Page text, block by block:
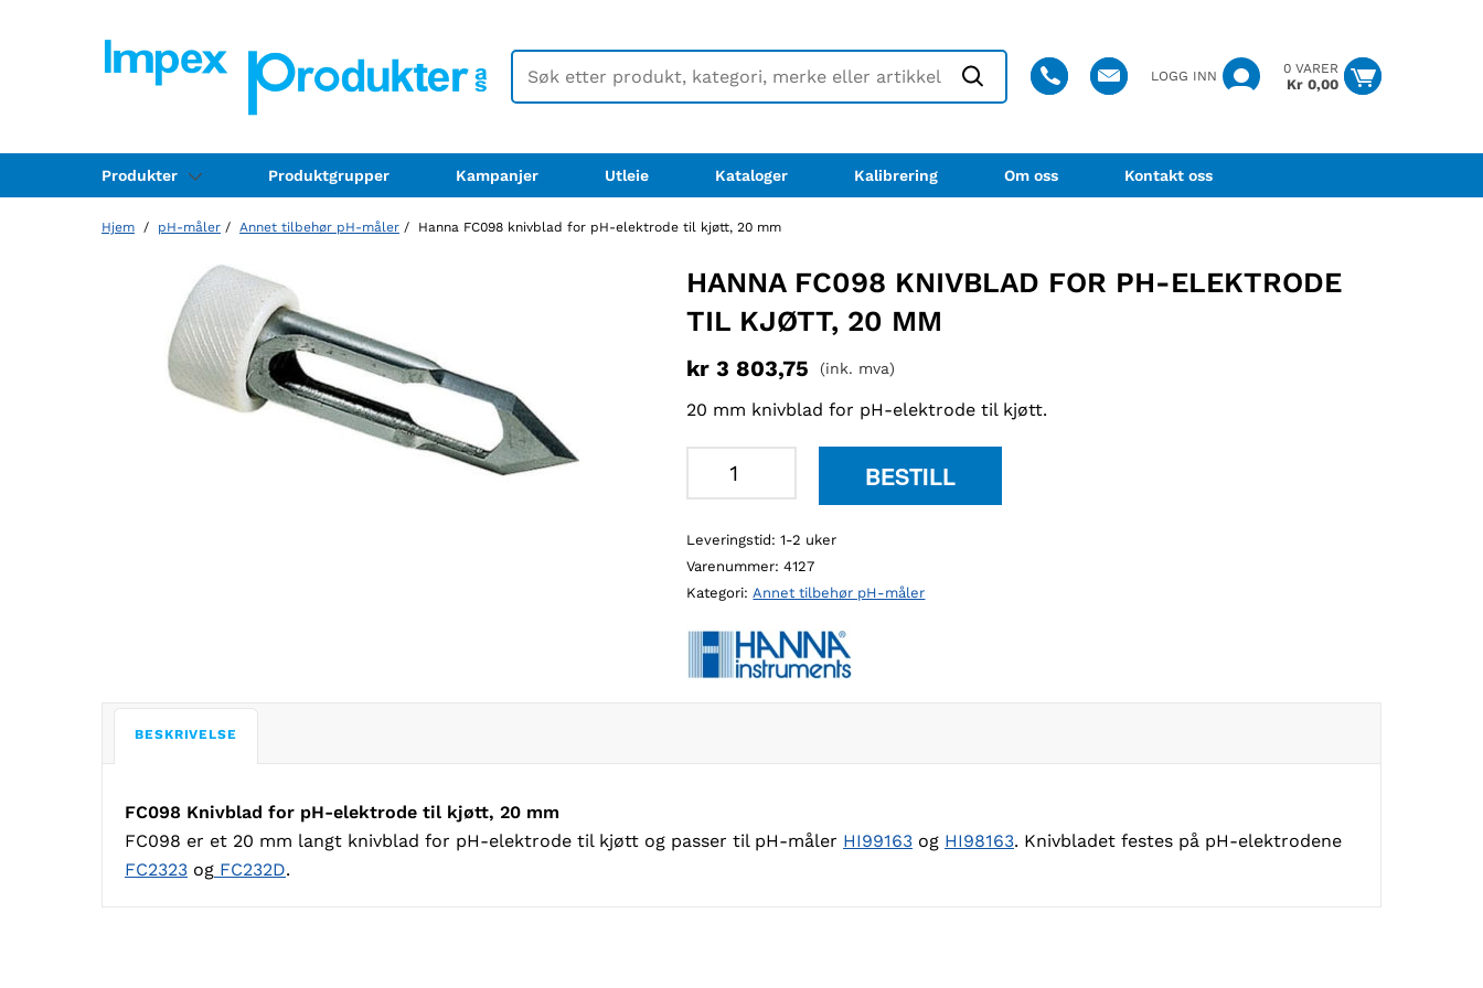
LOGG INN
0 VARER
Kr0,00
Produkter Produktgrupper Kampanjer Utleie Kataloger Kalibrering Om oss Kontakt oss
Hjem / pH-måler / Annet tilbehør pH-måler / Hanna FC098 knivblad for pH-elektrode til kjøtt, 20 mm
HANNA FC098 KNIVBLAD FOR PH-ELEKTRODE
TIL KJØTT, 20 MM
kr 3 803,75 (ink. mva)
20 mm knivblad for pH-elektrode til kjøtt.
for
pH-
elektrode
til
BESTILL
Leveringstid: 1-2 uker
Varenummer:4127
Kategori:Annet tilbehør pH-måler
BESKRIVELSE
FC098 Knivblad for pH-elektrode til kjøtt, 20 mm
FC098 er et 20 mm langt knivblad for pH-elektrode til kjøtt og passer til pH-måler HI99163 og HI98163. Knivbladet festes på pH-elektrodene
FC2323 og FC232D.